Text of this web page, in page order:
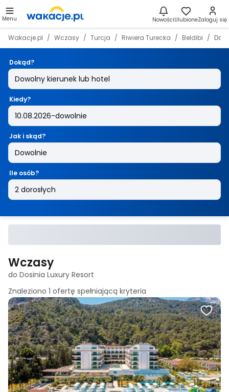
Menu NowościUlubioneZaloguj się
Wakacje.pl Wczasy Turcja Riwiera Turecka Beldibi
Dokąd?
Kiedy?
Jak i skąd?
Ile osób?
Wczasy
do Dosinia Luxury Resort
Znaleziono 1 ofertę spełniającą kryteria